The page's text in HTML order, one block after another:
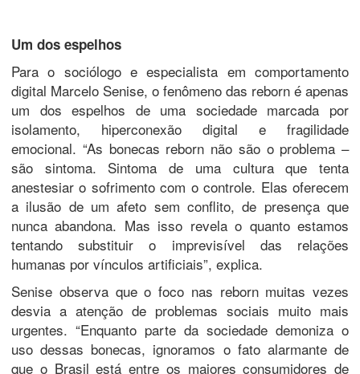
Um dos espelhos
Para o sociólogo e especialista em comportamento
digital Marcelo Senise, o fenômeno das reborn é apenas
um dos espelhos de uma sociedade marcada por
isolamento, hiperconexão digital e fragilidade
emocional. “As bonecas reborn não são o problema –
são sintoma. Sintoma de uma cultura que tenta
anestesiar o sofrimento com o controle. Elas oferecem
a ilusão de um afeto sem conflito, de presença que
nunca abandona. Mas isso revela o quanto estamos
tentando substituir o imprevisível das relações
humanas por vínculos artificiais”, explica.
Senise observa que o foco nas reborn muitas vezes
desvia a atenção de problemas sociais muito mais
urgentes. “Enquanto parte da sociedade demoniza o
uso dessas bonecas, ignoramos o fato alarmante de
que o Brasil está entre os maiores consumidores de